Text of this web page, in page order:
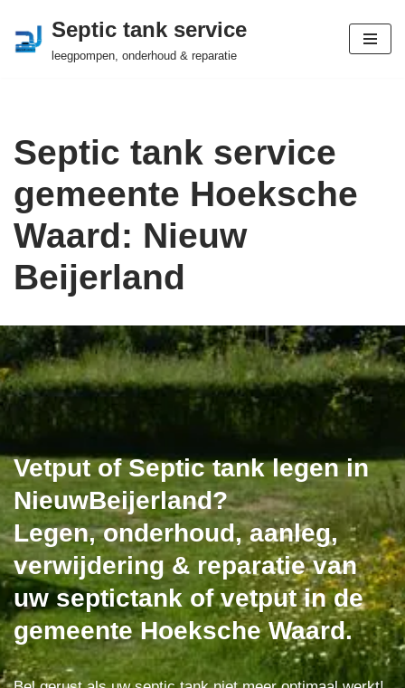
Ga
Septic tank service
leegpompen, onderhoud & reparatie
Septic tank service
gemeente Hoeksche
Waard: Nieuw
Beijerland
Vetput of Septic tank legen in
NieuwBeijerland?
Legen, onderhoud, aanleg,
verwijdering & reparatie van
uw septictank of vetput in de
gemeente Hoeksche Waard.